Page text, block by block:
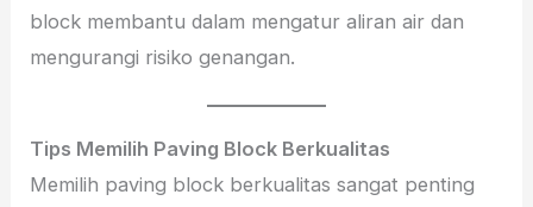
block membantu dalam mengatur aliran air dan
mengurangi risiko genangan.
Tips Memilih Paving Block Berkualitas
Memilih paving block berkualitas sangat penting